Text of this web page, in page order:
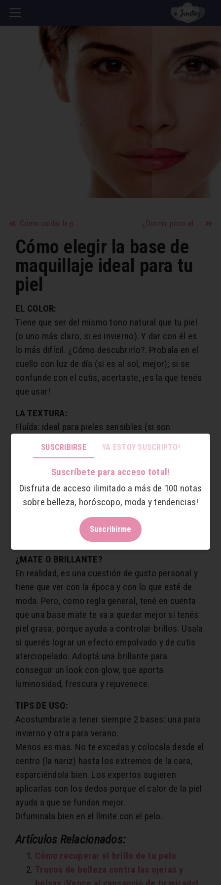
Cómo cuidar la piel en invierno ¿Dormir poco afecta la piel?
Cómo elegir la base de
maquillaje ideal para tu
piel
EL COLOR:
Tiene que ser del mismo tono natural que tu piel
(o uno más claro, si es invierno). Y dar con él es
lo más difícil. ¿Cómo descubrirlo?. Probala en el
cuello con luz de día (si es al sol, mejor); si se
confunde con el cutis, acertaste, ¡es la que tenés
que usar!
LA TEXTURA:
Fluída: ideal para pieles sensibles (si son
Líquida: de base acuosa y oil free, es especial
para piel mixta.
Mousse: lo mejor para piel grasa porque absorbe
el brillo.
BB Cream y CC Cream: especiales para cutis
maduros ya que no sólo hidratan sino que
además, funcionan como tratamiento anti-aging.
¿MATE O BRILLANTE?
En realidad, es una cuestión de gusto personal y
tiene que ver con la época y con lo que esté de
moda. Pero, como regla general, tené en cuenta
que una base mate te va a quedar mejor si tenés
piel grasa, porque ayuda a controlar brillos. Usala
si querés lograr un efecto empolvado y de cutis
aterciopelado. Adoptá una brillante para
conseguir un look con glow, que aporta
luminosidad, frescura y rejuvenece.
TIPS DE USO:
Acostumbrate a tener siempre 2 bases: una para
invierno y otra para verano.
Menos es mas. No te excedas y colocala desde el
centro (la nariz) hasta los extremos de la cara,
esparciéndola bien. Los expertos sugieren
aplicarlas con los dedos porque el calor de la piel
ayuda a que se fundan mejor.
Difuminala bien en el límite con el pelo.
Artículos Relacionados:
Cómo recuperar el brillo de tu pelo
Trucos de belleza contra las ojeras y
SUSCRIBIRSE YA ESTOY SUSCRIPTO!
Suscríbete para acceso total!
Disfruta de acceso ilimitado a más de 100 notas
sobre belleza, horóscopo, moda y tendencias!
Suscribirme